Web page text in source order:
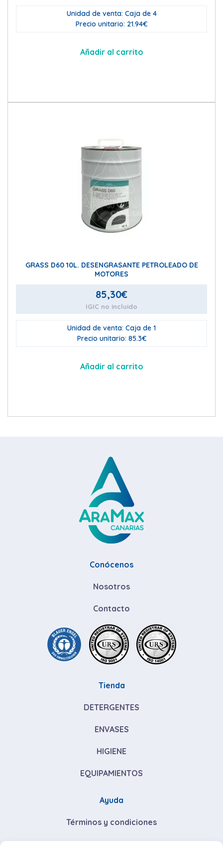
Unidad de venta: Caja de 4
Precio unitario: 21.94€
Añadir al carrito
GRASS D60 10L. DESENGRASANTE PETROLEADO DE
MOTORES
85,30€
IGIC no incluido
Unidad de venta: Caja de 1
Precio unitario: 85.3€
Añadir al carrito
Conócenos
Nosotros
Contacto
Tienda
DETERGENTES
ENVASES
HIGIENE
EQUIPAMIENTOS
Ayuda
Términos y condiciones
Descuentos por volumen de compra